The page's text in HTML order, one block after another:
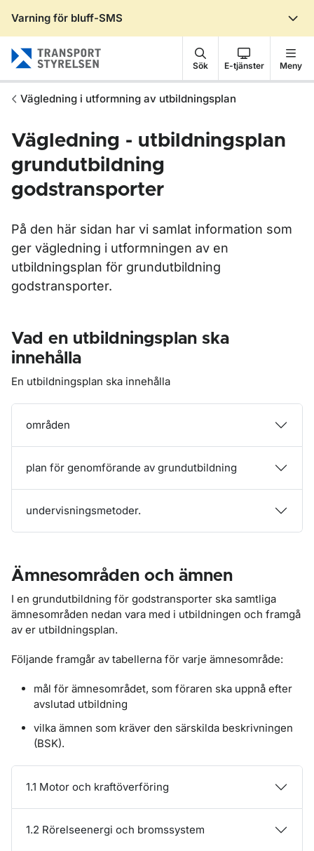
Varning för bluff-SMS
Sök E-tjänster Meny
Vägledning i utformning av utbildningsplan
Vägledning - utbildningsplan
grundutbildning
godstransporter
På den här sidan har vi samlat information som
ger vägledning i utformningen av en
utbildningsplan för grundutbildning
godstransporter.
Vad en utbildningsplan ska
innehålla
En utbildningsplan ska innehålla
områden
plan för genomförande av grundutbildning
undervisningsmetoder.
Ämnesområden och ämnen
I en grundutbildning för godstransporter ska samtliga
ämnesområden nedan vara med i utbildningen och framgå
av er utbildningsplan.
Följande framgår av tabellerna för varje ämnesområde:
mål för ämnesområdet, som föraren ska uppnå efter
avslutad utbildning
vilka ämnen som kräver den särskilda beskrivningen
(BSK).
1.1 Motor och kraftöverföring
1.2 Rörelseenergi och bromssystem